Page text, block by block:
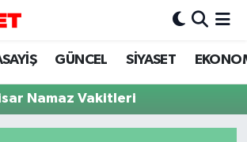
GÜNCEL SİYASET
Namaz Vakitleri